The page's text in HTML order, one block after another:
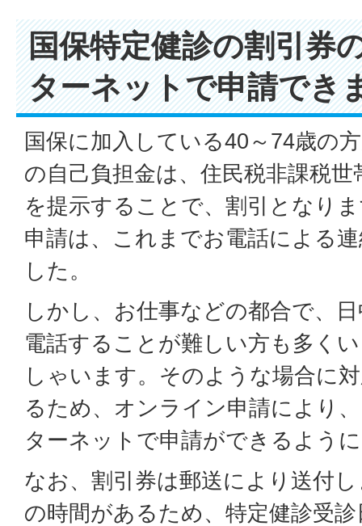
国保特定健診の割引券
ターネットで申請でき
国保に加入している40～74歳の
の自己負担金は、住民税非課税
を提示することで、割引となり
申請は、これまでお電話による
した。
しかし、お仕事などの都合で、
電話することが難しい方も多く
しゃいます。そのような場合に
るため、オンライン申請により
ターネットで申請ができるよう
なお、割引券は郵送により送付
の時間があるため、特定健診受